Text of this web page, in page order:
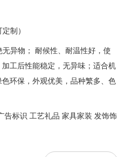
制）
异物； 耐候性、耐温性好，使
工后性能稳定，无异味；适合机
环保，外观优美，品种繁多、色
告标识 工艺礼品 家具家装 发饰饰